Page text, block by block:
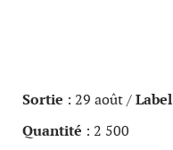
Sortie : 29 août /Label
Quantité : 2 500